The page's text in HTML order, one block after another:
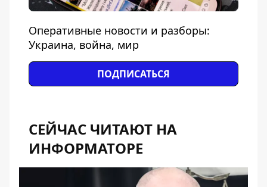
Оперативные новости и разборы:
Украина, война, мир
ПОДПИСАТЬСЯ
СЕЙЧАС ЧИТАЮТ НА
ИНФОРМАТОРЕ